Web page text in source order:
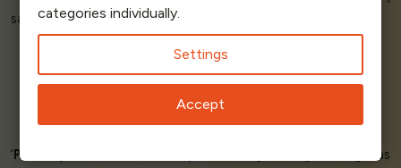
savo svetainę.’
Phil Howard
‘Puikus produktas, veikia nepriekaištingai.
Lengvas diegimas
categories individually.
Settings
Accept